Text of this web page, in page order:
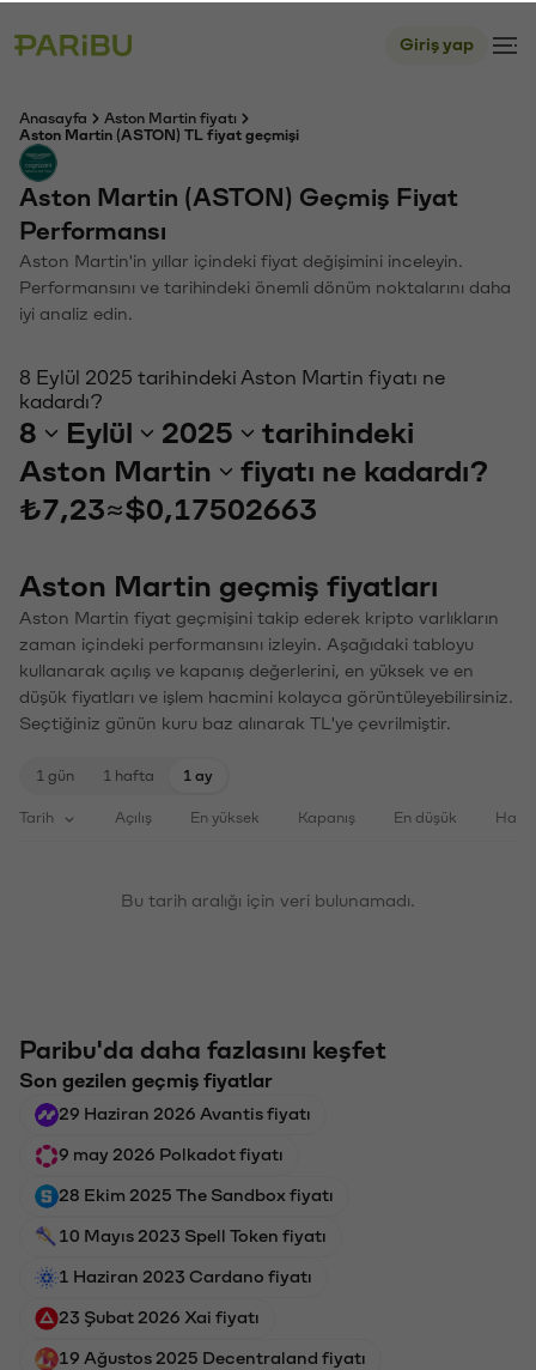
Giriş yap
Anasayfa
Aston Martin fiyatı
Aston Martin (ASTON) TL fiyat geçmişi
Aston Martin (ASTON) Geçmiş Fiyat
Performansı
Aston Martin'in yıllar içindeki fiyat değişimini inceleyin.
Performansını ve tarihindeki önemli dönüm noktalarını daha
iyi analiz edin.
8 Eylül 2025 tarihindeki Aston Martin fiyatı ne
kadardı?
8 Eylül 2025
tarihindeki
Aston Martin
fiyatı ne kadardı?
₺7,23≈$0,17502663
Aston Martin geçmiş fiyatları
Aston Martin fiyat geçmişini takip ederek kripto varlıkların
zaman içindeki performansını izleyin. Aşağıdaki tabloyu
kullanarak açılış ve kapanış değerlerini, en yüksek ve en
düşük fiyatları ve işlem hacmini kolayca görüntüleyebilirsiniz.
Seçtiğiniz günün kuru baz alınarak TL'ye çevrilmiştir.
1 gün 1 hafta 1 ay
Tarih Açılış En yüksek Kapanış En düşük
Bu tarih aralığı için veri bulunamadı.
Paribu'da daha fazlasını keşfet
Son gezilen geçmiş fiyatlar
29 Haziran 2026 Avantis fiyatı
9 may 2026 Polkadot fiyatı
28 Ekim 2025 The Sandbox fiyatı
10 Mayıs 2023 Spell Token fiyatı
1 Haziran 2023 Cardano fiyatı
23 Şubat 2026 Xai fiyatı
19 Ağustos 2025 Decentraland fiyatı